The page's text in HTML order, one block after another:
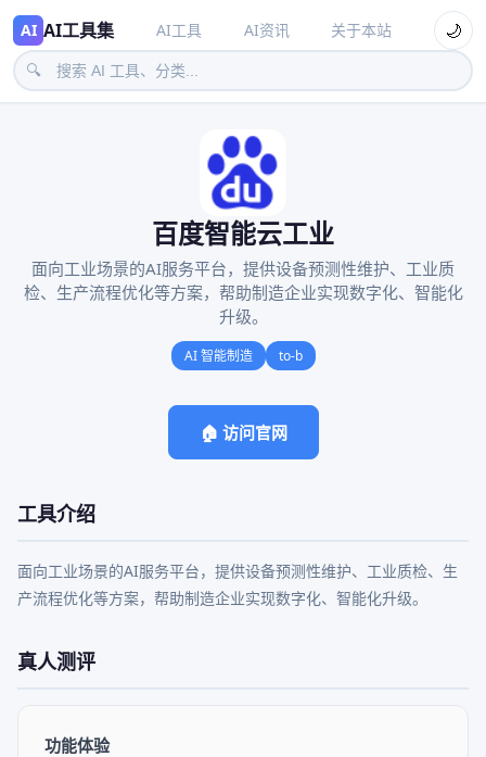
AI AI工具集
🔍
AI工具 AI资讯 关于本站 🌙
百度智能云工业
面向工业场景的AI服务平台，提供设备预测性维护、工业质
检、生产流程优化等方案，帮助制造企业实现数字化、智能化
升级。
AI 智能制造 to-b
🏠 访问官网
工具介绍
面向工业场景的AI服务平台，提供设备预测性维护、工业质检、生
产流程优化等方案，帮助制造企业实现数字化、智能化升级。
真人测评
功能体验